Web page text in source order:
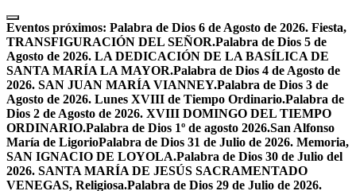
Skip
to
content
Eventos próximos: Palabra de Dios 6 de Agosto de 2026. Fiesta,
TRANSFIGURACIÓN DEL SEÑOR.Palabra de Dios 5 de
Agosto de 2026. LA DEDICACIÓN DE LA BASÍLICA DE
SANTA MARÍA LA MAYOR.Palabra de Dios 4 de Agosto de
2026. SAN JUAN MARÍA VIANNEY.Palabra de Dios 3 de
Agosto de 2026. Lunes XVIII de Tiempo Ordinario.Palabra de
Dios 2 de Agosto de 2026. XVIII DOMINGO DEL TIEMPO
ORDINARIO.Palabra de Dios 1º de agosto 2026.San Alfonso
María de LigorioPalabra de Dios 31 de Julio de 2026. Memoria,
SAN IGNACIO DE LOYOLA.Palabra de Dios 30 de Julio del
2026. SANTA MARÍA DE JESÚS SACRAMENTADO
VENEGAS, Religiosa.Palabra de Dios 29 de Julio de 2026.